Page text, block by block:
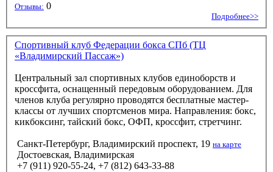
Отзывы: 0
Подробнее>>
Спортивный клуб Федерации бокса СПб (ТЦ
«Владимирский Пассаж»)
Центральный зал спортивных клубов единоборств и
кроссфита, оснащенный передовым оборудованием. Для
членов клуба регулярно проводятся бесплатные мастер-
классы от лучших спортсменов мира. Направления: бокс,
кикбоксинг, тайский бокс, ОФП, кроссфит, стретчинг.
Санкт-Петербург, Владимирский проспект, 19 на карте
Достоевская, Владимирская
+7 (911) 920-55-24, +7 (812) 643-33-88